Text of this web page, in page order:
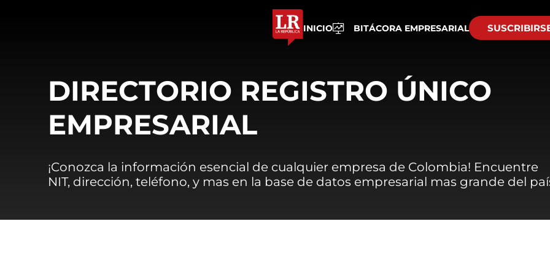
INICIO BITÁCORA EMPRESARIAL
DIRECTORIO REGISTRO ÚNICO
EMPRESARIAL
¡Conozca la información esencial de cualquier empresa de Colombia! Encuentre
NIT, dirección, teléfono, y mas en la base de datos empresarial mas grande del